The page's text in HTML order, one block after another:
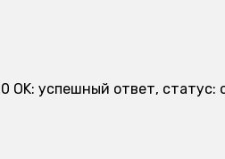
успешный ответ,